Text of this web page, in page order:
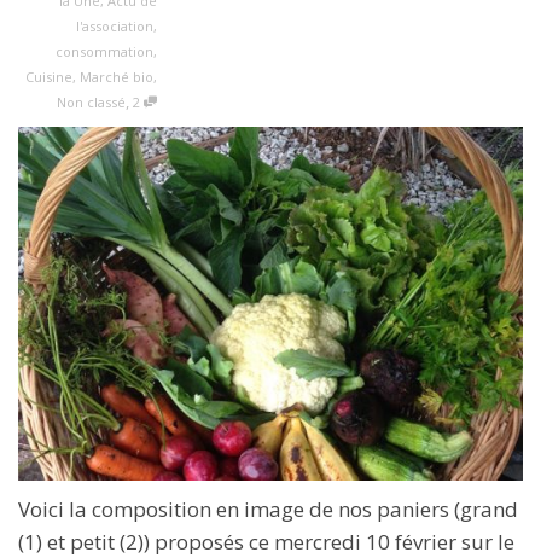
l'association,
consommation,
Cuisine, Marché bio,
Non classé, 2
Voici la composition en image de nos paniers (grand
(1) et petit (2)) proposés ce mercredi 10 février sur le